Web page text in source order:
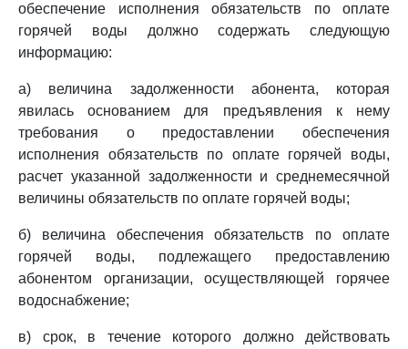
обеспечение исполнения обязательств по оплате
горячей воды должно содержать следующую
информацию:
а) величина задолженности абонента, которая
явилась основанием для предъявления к нему
требования о предоставлении обеспечения
исполнения обязательств по оплате горячей воды,
расчет указанной задолженности и среднемесячной
величины обязательств по оплате горячей воды;
б) величина обеспечения обязательств по оплате
горячей воды, подлежащего предоставлению
абонентом организации, осуществляющей горячее
водоснабжение;
в) срок, в течение которого должно действовать